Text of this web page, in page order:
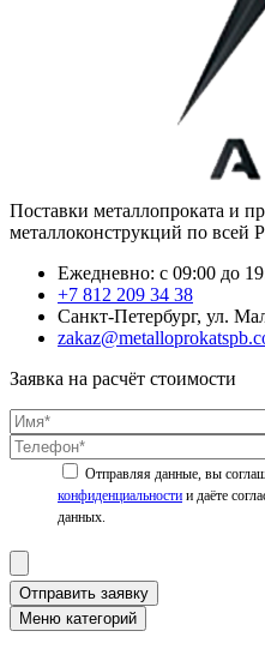
Поставки металлопроката и
металлоконструкций по всей
Ежедневно: с 09:00 до
+7 812 209 34 38
Санкт-Петербург, ул.
Заявка на расчёт стоимости
конфиденциальности
Отправить заявку
Меню категорий